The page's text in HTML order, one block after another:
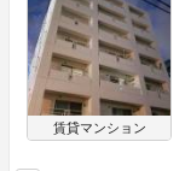
賃貸マンション